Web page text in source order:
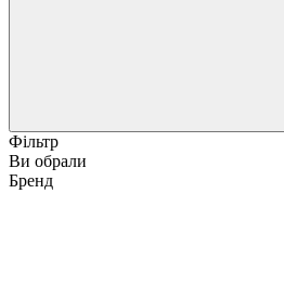
Фільтр
Ви обрали
Бренд